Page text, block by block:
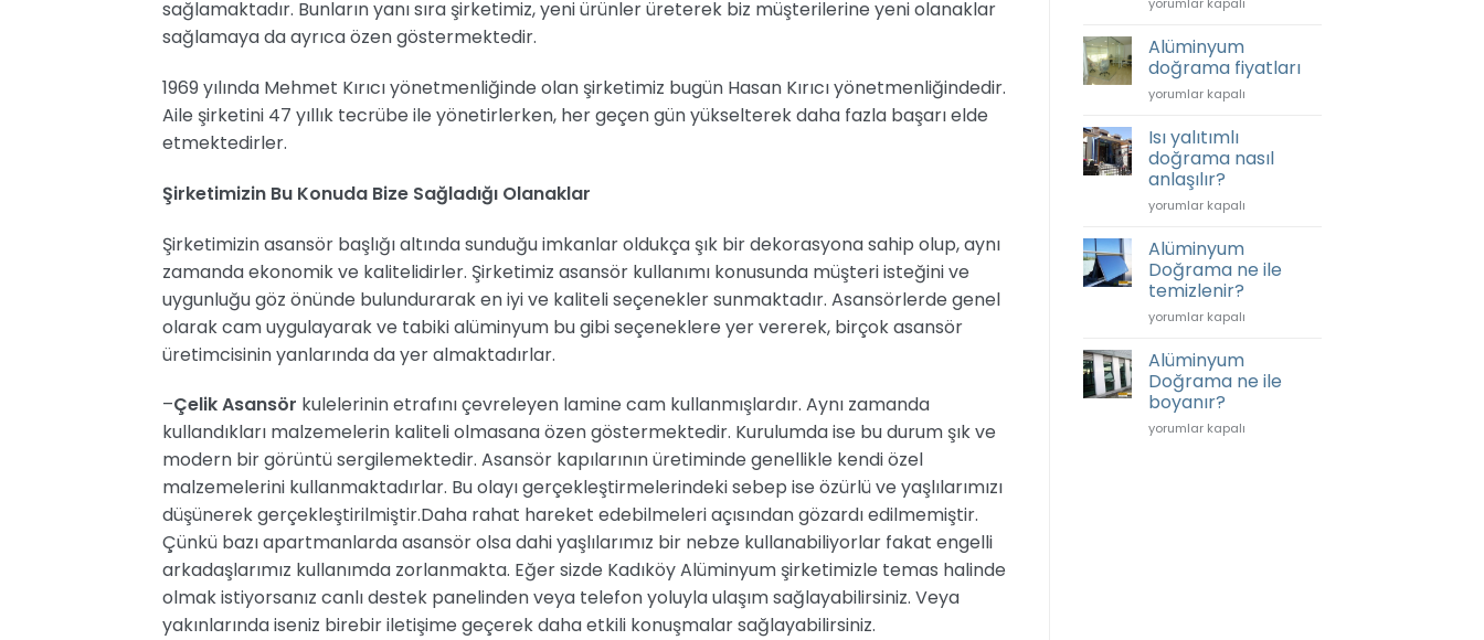
sağlamaktadır. Bunların yanı sıra şirketimiz, yeni ürünler üreterek biz müşterilerine yeni olanaklar
sağlamaya da ayrıca özen göstermektedir.
1969 yılında Mehmet Kırıcı yönetmenliğinde olan şirketimiz bugün Hasan Kırıcı yönetmenliğindedir.
Aile şirketini 47 yıllık tecrübe ile yönetirlerken, her geçen gün yükselterek daha fazla başarı elde
etmektedirler.
Şirketimizin Bu Konuda Bize Sağladığı Olanaklar
Şirketimizin asansör başlığı altında sunduğu imkanlar oldukça şık bir dekorasyona sahip olup, aynı
zamanda ekonomik ve kalitelidirler. Şirketimiz asansör kullanımı konusunda müşteri isteğini ve
uygunluğu göz önünde bulundurarak en iyi ve kaliteli seçenekler sunmaktadır. Asansörlerde genel
olarak cam uygulayarak ve tabiki alüminyum bu gibi seçeneklere yer vererek, birçok asansör
üretimcisinin yanlarında da yer almaktadırlar.
–Çelik Asansör kulelerinin etrafını çevreleyen lamine cam kullanmışlardır. Aynı zamanda
kullandıkları malzemelerin kaliteli olmasana özen göstermektedir. Kurulumda ise bu durum şık ve
modern bir görüntü sergilemektedir. Asansör kapılarının üretiminde genellikle kendi özel
malzemelerini kullanmaktadırlar. Bu olayı gerçekleştirmelerindeki sebep ise özürlü ve yaşlılarımızı
düşünerek gerçekleştirilmiştir.Daha rahat hareket edebilmeleri açısından gözardı edilmemiştir.
Çünkü bazı apartmanlarda asansör olsa dahi yaşlılarımız bir nebze kullanabiliyorlar fakat engelli
arkadaşlarımız kullanımda zorlanmakta. Eğer sizde Kadıköy Alüminyum şirketimizle temas halinde
olmak istiyorsanız canlı destek panelinden veya telefon yoluyla ulaşım sağlayabilirsiniz. Veya
yakınlarında iseniz birebir iletişime geçerek daha etkili konuşmalar sağlayabilirsiniz.
Sistemleri
için
Alüminyum
doğrama fiyatları
Alüminyum
fiyatları
için
yorumlar kapalı
Isı yalıtımlı
doğrama nasıl
anlaşılır?
Isı
doğrama
nasıl
anlaşılır?
için
yorumlar kapalı
Alüminyum
Doğrama ne ile
temizlenir?
Alüminyum
ne
ile
temizlenir?
için
yorumlar kapalı
Alüminyum
Doğrama ne ile
boyanır?
Alüminyum
yorumlar kapalı